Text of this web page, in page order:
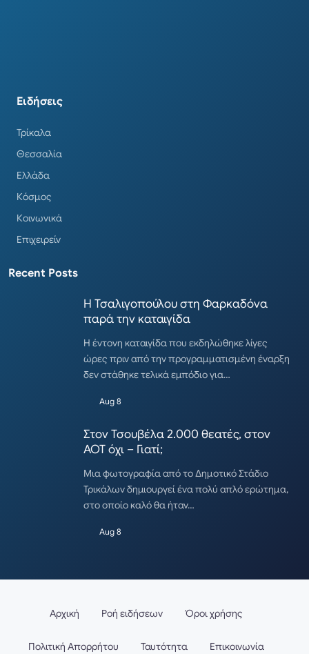
Ειδήσεις
Τρίκαλα
Θεσσαλία
Ελλάδα
Κόσμος
Κοινωνικά
Επιχειρείν
Recent Posts
Η Τσαλιγοπούλου στη Φαρκαδόνα
παρά την καταιγίδα
Η έντονη καταιγίδα που εκδηλώθηκε λίγες
ώρες πριν από την προγραμματισμένη έναρξη
δεν στάθηκε τελικά εμπόδιο για…
Aug 8
Στον Τσουβέλα 2.000 θεατές, στον
ΑΟΤ όχι – Γιατί;
Μια φωτογραφία από το Δημοτικό Στάδιο
Τρικάλων δημιουργεί ένα πολύ απλό ερώτημα,
στο οποίο καλό θα ήταν…
Aug 8
Αρχική Ροή ειδήσεων Όροι χρήσης
Πολιτική Απορρήτου Ταυτότητα Επικοινωνία